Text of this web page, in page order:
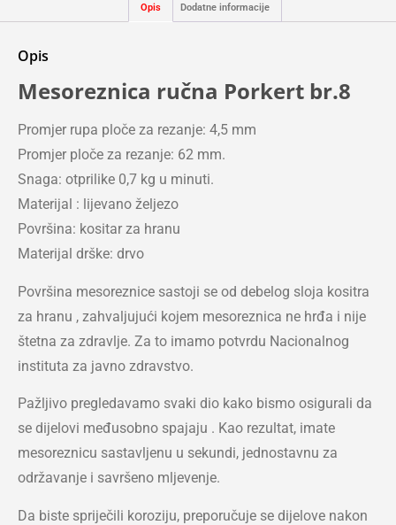
Opis Dodatne informacije
Opis
Mesoreznica ručna Porkert br.8
Promjer rupa ploče za rezanje: 4,5 mm
Promjer ploče za rezanje: 62 mm.
Snaga: otprilike 0,7 kg u minuti.
Materijal : lijevano željezo
Površina: kositar za hranu
Materijal drške: drvo
Površina mesoreznice sastoji se od debelog sloja kositra
za hranu , zahvaljujući kojem mesoreznica ne hrđa i nije
štetna za zdravlje. Za to imamo potvrdu Nacionalnog
instituta za javno zdravstvo.
Pažljivo pregledavamo svaki dio kako bismo osigurali da
se dijelovi međusobno spajaju . Kao rezultat, imate
mesoreznicu sastavljenu u sekundi, jednostavnu za
održavanje i savršeno mljevenje.
Da biste spriječili koroziju, preporučuje se dijelove nakon